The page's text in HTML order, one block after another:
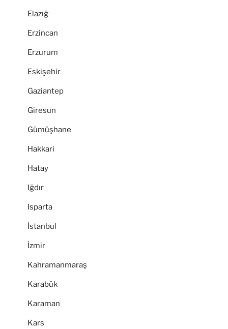
Elazığ
Erzincan
Erzurum
Eskişehir
Gaziantep
Giresun
Gümüşhane
Hakkari
Hatay
Iğdır
Isparta
İstanbul
İzmir
Kahramanmaraş
Karabük
Karaman
Kars